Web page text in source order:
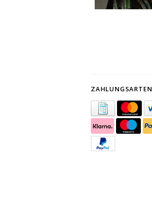
ZAHLUNGSARTEN